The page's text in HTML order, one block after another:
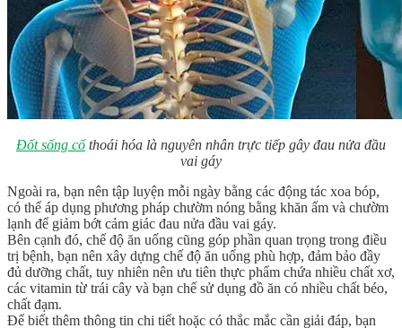
Đốt sống cổthoái hóa là nguyên nhân trực tiếp gây đau nửa đầu
vai gáy
Ngoài ra, bạn nên tập luyện mỗi ngày bằng các động tác xoa bóp,
có thể áp dụng phương pháp chườm nóng bằng khăn ấm và chườm
lạnh để giảm bớt cảm giác đau nửa đầu vai gáy.
Bên cạnh đó, chế độ ăn uống cũng góp phần quan trọng trong điều
trị bệnh, bạn nên xây dựng chế độ ăn uống phù hợp, đảm bảo đầy
đủ dưỡng chất, tuy nhiên nên ưu tiên thực phẩm chứa nhiều chất xơ,
các vitamin từ trái cây và bạn chế sử dụng đồ ăn có nhiều chất béo,
chất đạm.
Để biết thêm thông tin chi tiết hoặc có thắc mắc cần giải đáp, bạn